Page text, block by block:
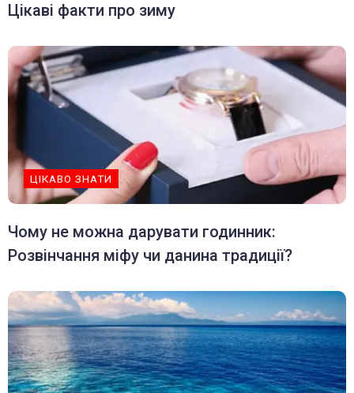
Цікаві факти про зиму
ЦІКАВО ЗНАТИ
Чому не можна дарувати годинник:
Розвінчання міфу чи данина традиції?